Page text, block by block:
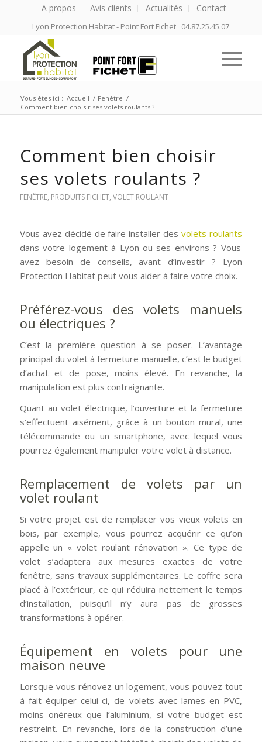
A propos Avis clients Actualités Contact
Lyon Protection Habitat - Point Fort Fichet 04.87.25.45.07
Vous êtes ici : Accueil / Fenêtre /
Comment bien choisir ses volets roulants ?
Comment bien choisir
ses volets roulants ?
FENÊTRE, PRODUITS FICHET, VOLET ROULANT
Vous avez décidé de faire installer desvolets roulants
dans votre logement à Lyon ou ses environs ? Vous
avez besoin de conseils, avant d’investir ? Lyon
Protection Habitat peut vous aider à faire votre choix.
Préférez-vous des volets manuels
ou électriques ?
C’est la première question à se poser. L’avantage
principal du volet à fermeture manuelle, c’est le budget
d’achat et de pose, moins élevé. En revanche, la
manipulation est plus contraignante.
Quant au volet électrique, l’ouverture et la fermeture
s’effectuent aisément, grâce à un bouton mural, une
télécommande ou un smartphone, avec lequel vous
pourrez également manipuler votre volet à distance.
Remplacement de volets par un
volet roulant
Si votre projet est de remplacer vos vieux volets en
bois, par exemple, vous pourrez acquérir ce qu’on
appelle un « volet roulant rénovation ». Ce type de
volet s’adaptera aux mesures exactes de votre
fenêtre, sans travaux supplémentaires. Le coffre sera
placé à l’extérieur, ce qui réduira nettement le temps
d’installation, puisqu’il n’y aura pas de grosses
transformations à opérer.
Équipement en volets pour une
maison neuve
Lorsque vous rénovez un logement, vous pouvez tout
à fait équiper celui-ci, de volets avec lames en PVC,
moins onéreux que l’aluminium, si votre budget est
restreint. En revanche, lors de la construction d’une